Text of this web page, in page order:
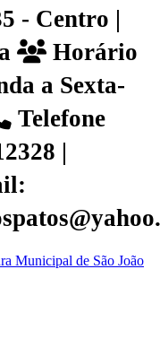
- Centro |
Horário
a Sexta-
Telefone
|
Municipal de São João